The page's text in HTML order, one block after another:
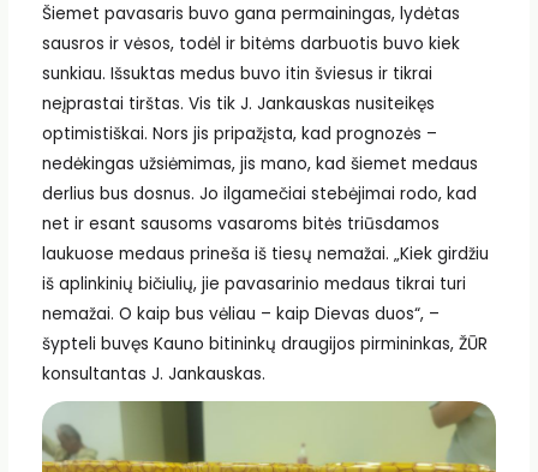
Šiemet pavasaris buvo gana permainingas, lydėtas
sausros ir vėsos, todėl ir bitėms darbuotis buvo kiek
sunkiau. Išsuktas medus buvo itin šviesus ir tikrai
neįprastai tirštas. Vis tik J. Jankauskas nusiteikęs
optimistiškai. Nors jis pripažįsta, kad prognozės –
nedėkingas užsiėmimas, jis mano, kad šiemet medaus
derlius bus dosnus. Jo ilgamečiai stebėjimai rodo, kad
net ir esant sausoms vasaroms bitės triūsdamos
laukuose medaus prineša iš tiesų nemažai. „Kiek girdžiu
iš aplinkinių bičiulių, jie pavasarinio medaus tikrai turi
nemažai. O kaip bus vėliau – kaip Dievas duos“, –
šypteli buvęs Kauno bitininkų draugijos pirmininkas, ŽŪR
konsultantas J. Jankauskas.